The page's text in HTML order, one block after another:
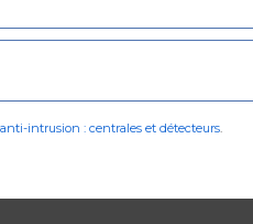
intrusion : centrales et détecteurs.